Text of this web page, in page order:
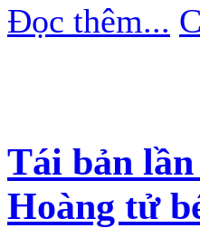
Đọc thêm...
Tái bản
Hoàng tử